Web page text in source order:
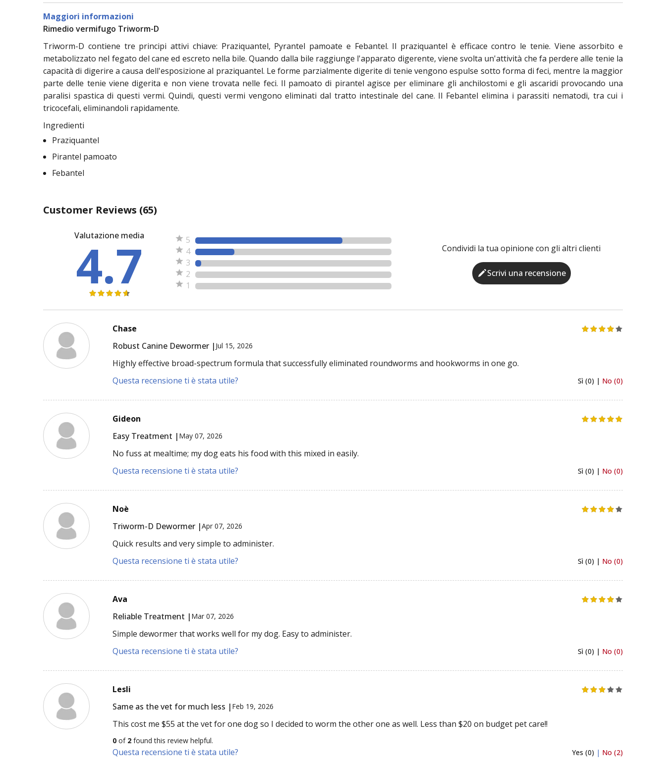
Maggiori informazioni
Rimedio vermifugo Triworm-D
Triworm-D contiene tre principi attivi chiave: Praziquantel, Pyrantel pamoate e Febantel. Il praziquantel è efficace contro le tenie. Viene assorbito e
metabolizzato nel fegato del cane ed escreto nella bile. Quando dalla bile raggiunge l'apparato digerente, viene svolta un'attività che fa perdere alle tenie la
capacità di digerire a causa dell'esposizione al praziquantel. Le forme parzialmente digerite di tenie vengono espulse sotto forma di feci, mentre la maggior
parte delle tenie viene digerita e non viene trovata nelle feci. Il pamoato di pirantel agisce per eliminare gli anchilostomi e gli ascaridi provocando una
paralisi spastica di questi vermi. Quindi, questi vermi vengono eliminati dal tratto intestinale del cane. Il Febantel elimina i parassiti nematodi, tra cui i
tricocefali, eliminandoli rapidamente.
Ingredienti
Praziquantel
Pirantel pamoato
Febantel
Customer Reviews (65)
Valutazione media
4.7
5
4
3
2
1
Condividi la tua opinione con gli altri clienti
Scrivi una recensione
Chase
Robust Canine Dewormer | Jul 15, 2026
Highly effective broad-spectrum formula that successfully eliminated roundworms and hookworms in one go.
Questa recensione ti è stata utile?
Sì (0) | No (0)
Gideon
Easy Treatment | May 07, 2026
No fuss at mealtime; my dog eats his food with this mixed in easily.
Questa recensione ti è stata utile?
Sì (0) | No (0)
Noè
Triworm-D Dewormer |Apr 07, 2026
Quick results and very simple to administer.
Questa recensione ti è stata utile?
Sì (0) | No (0)
Ava
Reliable Treatment | Mar 07, 2026
Simple dewormer that works well for my dog. Easy to administer.
Questa recensione ti è stata utile?
Sì (0) | No (0)
Lesli
Same as the vet for much less | Feb 19, 2026
This cost me $55 at the vet for one dog so I decided to worm the other one as well. Less than $20 on budget pet care!!
0 of 2 found this review helpful.
Questa recensione ti è stata utile? Yes (0) | No (2)